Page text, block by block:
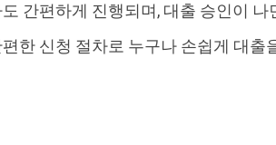
간편하게 진행되며, 대출 승인이
한 신청 절차로 누구나 손쉽게 대출